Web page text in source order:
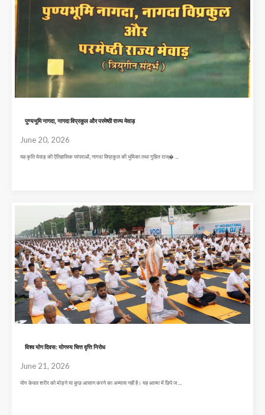
पुण्यभूमि नागदा, नागदा विप्रकुल और परमेष्ठी राज्य मेवाड़
June 20, 2026
यह कृति मेवाड़ की ऐतिहासिक परंपराओं, नागदा विप्रकुल की भूमिका तथा गुहिल राज्� ...
विश्व योग दिवस: योगस्य चित्त वृत्ति निरोध
June 21, 2026
योग केवल शरीर को मोड़ने या कुछ आसान करने का अभ्यास नहीं है। यह आत्मा में छिपे ज ...